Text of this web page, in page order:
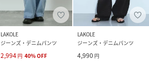
LAKOLE
ジーンズ・デニムパンツ
2,994 円 40%OFF
LAKOLE
ジーンズ・デニムパンツ
4,990 円